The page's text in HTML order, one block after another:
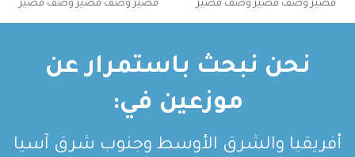
قصير وصف قصير وصف قصير
وصف قصير وصف قصير
قصير وصف قصير وصف قصير
وصف قصير وصف قصير
نحن نبحث باستمرار عن
موزعين في:
أفريقيا والشرق الأوسط وجنوب شرق آسيا